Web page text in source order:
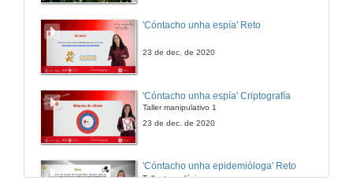
27 de xan. de 2012
'Cóntacho unha espía' Reto
23 de dec. de 2020
'Cóntacho unha espía' Criptografía
Taller manipulativo 1
23 de dec. de 2020
'Cóntacho unha epidemióloga' Reto
Taller tecnolóxico